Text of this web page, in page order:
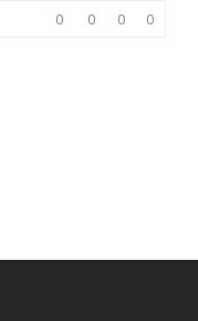
0 0 0 0